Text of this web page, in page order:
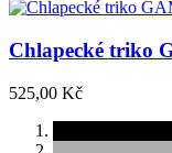
Chlapecké triko
525,00 Kč